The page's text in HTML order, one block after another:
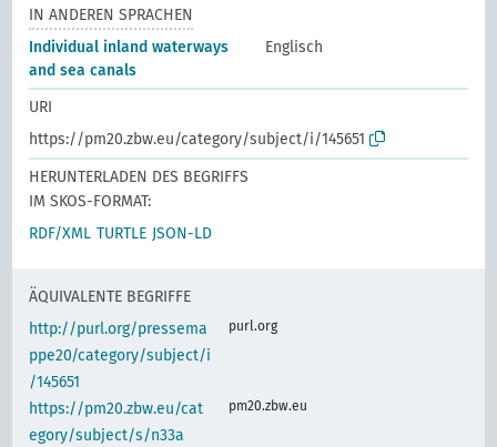
IN ANDEREN SPRACHEN
Individual inland waterways
and sea canals
Englisch
URI
https://pm20.zbw.eu/category/subject/i/145651
HERUNTERLADEN DES BEGRIFFS
IM SKOS-FORMAT:
RDF/XML TURTLE JSON-LD
ÄQUIVALENTE BEGRIFFE
http://purl.org/pressema
ppe20/category/subject/i
/145651
purl.org
https://pm20.zbw.eu/cat
egory/subject/s/n33a
pm20.zbw.eu